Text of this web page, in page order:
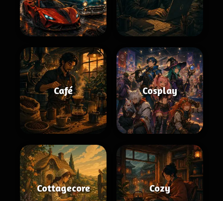
Café Cosplay
Cottagecore Cozy